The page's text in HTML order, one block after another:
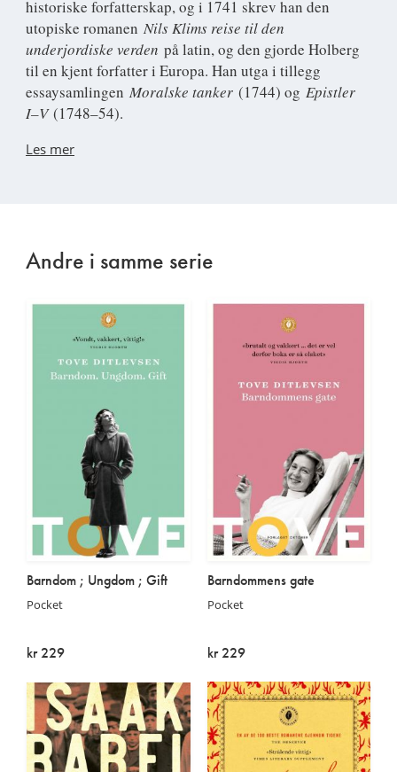
historiske forfatterskap, og i 1741 skrev han den
utopiske romanen Nils Klims reise til den
underjordiske verden på latin, og den gjorde Holberg
til en kjent forfatter i Europa. Han utga i tillegg
essaysamlingen Moralske tanker (1744) og Epistler
I–V(1748–54).
Les mer
Andre i samme serie
Barndom ; Ungdom ; Gift
Pocket
kr 229
Barndommens gate
Pocket
kr 229